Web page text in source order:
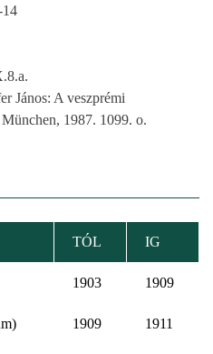
14
János: A veszprémi
1987. 1099. o.
TÓL IG
1903 1909
1909 1911